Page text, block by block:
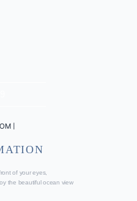
|
of your eyes,
the beautiful ocean view